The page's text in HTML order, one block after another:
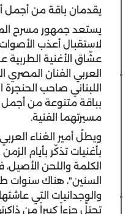
يقدمان باقة من أجمل
لاستقبال أعذب
عشّاق الأغنية
العربي الفنان المصري
اللبناني صاحب الحنجرة
بباقة متنوعة من أجمل
مسيرتهما الفنية.
ويطلّ أمير الغناء
بأغنيات تذكّر بأيام
الكلمة واللحن
السنين"، هناك سنوات
والوجدانيات التي
تحتلّ جزءاً كبيراً من